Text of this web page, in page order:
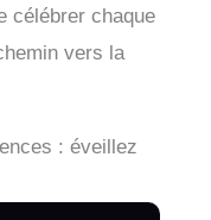
célébrer chaque
vers la
: éveillez